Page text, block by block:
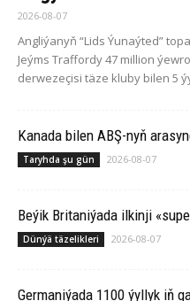
2026-08-07
Angliýanyň “Lids Ýunaýted”
Jeýms Traffordy 47 million
derwezeçisi täze kluby bilen 5
Ka­na­da bilen ABŞ-nyň
Taryhda şu gün 2026-08-07
Beýik Britaniýada ilkinji
Dünýä täzelikleri 2026-08-07
Germaniýada 1100 ýyllyk iň